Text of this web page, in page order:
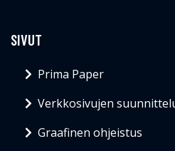
SIVUT
Prima Paper
Verkkosivujen
Graafinen ohjeistus